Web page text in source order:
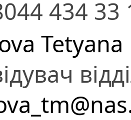
434 33